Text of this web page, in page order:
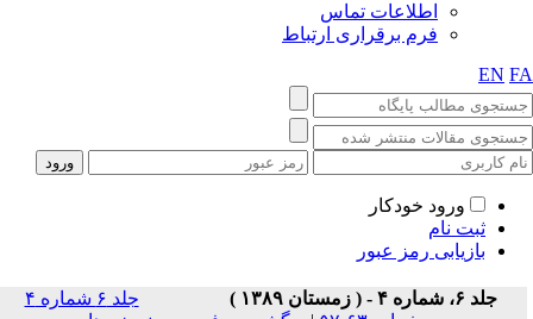
اطلاعات تماس
فرم برقراری ارتباط
EN
ورود خودکار
ثبت نام
بازیابی رمز عبور
جلد ۶، شماره ۴ - ( زمستان ۱۳۸۹ )
جلد ۶ شماره ۴